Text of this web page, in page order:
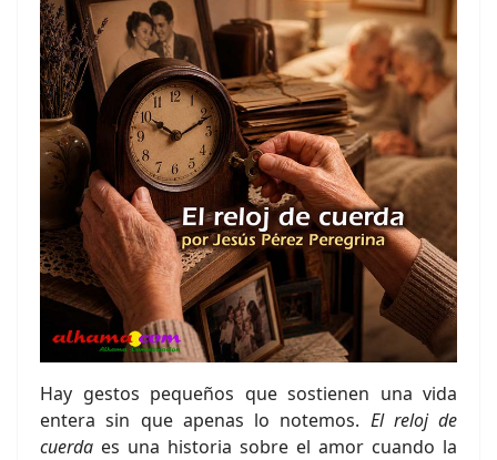
Hay gestos pequeños que sostienen una vida
entera sin que apenas lo notemos. El reloj de
cuerda es una historia sobre el amor cuando la